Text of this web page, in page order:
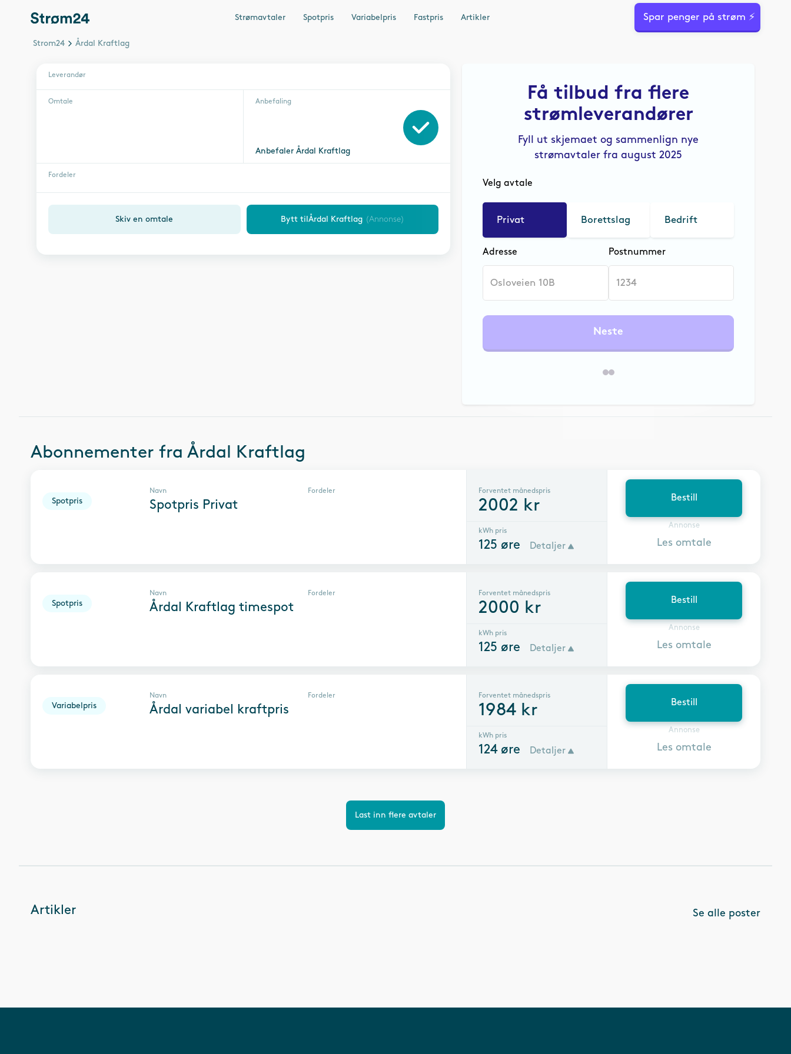
Strømavtaler Spotpris Variabelpris Fastpris Artikler Spar penger på strøm ⚡
Strom24 Årdal Kraftlag
Leverandør
Omtale Anbefaling
AnbefalerÅrdal Kraftlag
Fordeler
Skiv en omtale Bytt til Årdal Kraftlag (Annonse)
Få tilbud fra flere
strømleverandører
Fyll ut skjemaet og sammenlign nye
strømavtaler fra august 2025
Velg avtale
Privat Borettslag Bedrift
Adresse Postnummer
Neste
Abonnementer fra Årdal Kraftlag
Spotpris
Navn
Spotpris Privat
Fordeler Forventet månedspris
2002 kr
kWh pris
125 øre Detaljer
Bestill
Annonse
Les omtale
Spotpris
Navn
Årdal Kraftlag timespot
Fordeler Forventet månedspris
2000 kr
kWh pris
125 øre Detaljer
Bestill
Annonse
Les omtale
Variabelpris
Navn
Årdal variabel kraftpris
Fordeler Forventet månedspris
1984 kr
kWh pris
124øre Detaljer
Bestill
Annonse
Les omtale
Last inn flere avtaler
Artikler Se alle poster